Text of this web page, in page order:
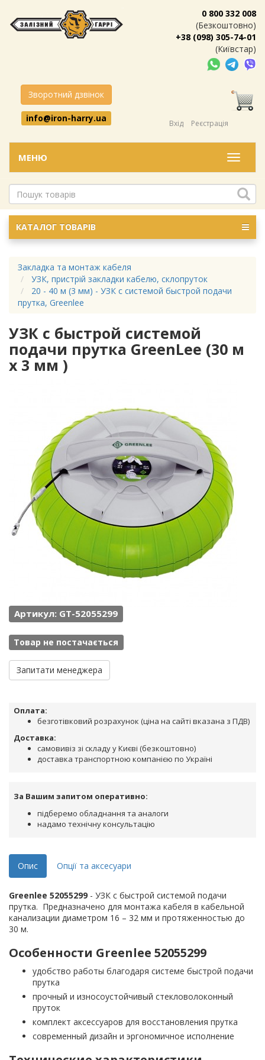
0 800 332 008
(Безкоштовно)
+38 (098) 305-74-01
(Київстар)
Зворотний дзвінок
info@iron-harry.ua
Вхід Реєстрація
Меню
МЕНЮ
КАТАЛОГ ТОВАРІВ
Закладка та монтаж кабеля
УЗК, пристрій закладки кабелю, склопруток
20 - 40 м (3 мм) - УЗК с системой быстрой подачи
прутка, Greenlee
УЗК с быстрой системой
подачи прутка GreenLee (30 м
х 3 мм )
Артикул: GT-52055299
Товар не постачається
Запитати менеджера
Оплата:
безготівковий розрахунок (ціна на сайті вказана з ПДВ)
Доставка:
самовивіз зі складу у Києві (безкоштовно)
доставка транспортною компанією по Україні
За Вашим запитом оперативно:
підберемо обладнання та аналоги
надамо технічну консультацію
Опис Опції та аксесуари
Greenlee 52055299 - УЗК с быстрой системой подачи
прутка. Предназначено для монтажа кабеля в кабельной
канализации диаметром 16 – 32 мм и протяженностью до
30 м.
Особенности ​Greenlee 52055299
удобство работы благодаря системе быстрой подачи
прутка
прочный и износоустойчивый стекловолоконный
пруток
комплект аксессуаров для восстановления прутка
современный дизайн и эргономичное исполнение